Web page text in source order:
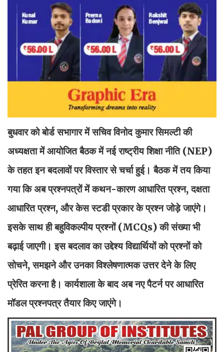
बुधवार को बोर्ड सभागार में सचिव विनोद कुमार सिमल्टी की
अध्यक्षता में आयोजित बैठक में नई राष्ट्रीय शिक्षा नीति (NEP)
के तहत इन बदलावों पर विस्तार से चर्चा हुई। बैठक में तय किया
गया कि अब प्रश्नपत्रों में कथन-कारण आधारित प्रश्न, दक्षता
आधारित प्रश्न, और केस स्टडी प्रकार के प्रश्न जोड़े जाएंगे।
इसके साथ ही बहुविकल्पीय प्रश्नों (MCQs) की संख्या भी
बढ़ाई जाएगी। इस बदलाव का उद्देश्य विद्यार्थियों को प्रश्नों को
सोचने, समझने और उनका विश्लेषणात्मक उत्तर देने के लिए
प्रेरित करना है। कार्यशाला के बाद अब नए पैटर्न पर आधारित
मॉडल प्रश्नपत्र तैयार किए जाएंगे।